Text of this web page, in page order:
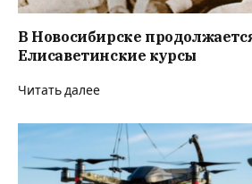
В Новосибирске
Елисаветинские курсы
Читать далее